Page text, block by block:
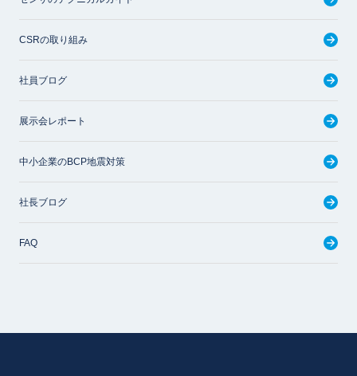
CSRの取り組み
社員ブログ
展示会レポート
中小企業のBCP地震対策
社長ブログ
FAQ